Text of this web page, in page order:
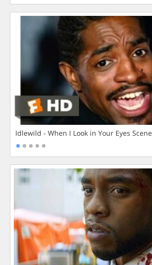
Idlewild - When I Look in Your Eyes Scene